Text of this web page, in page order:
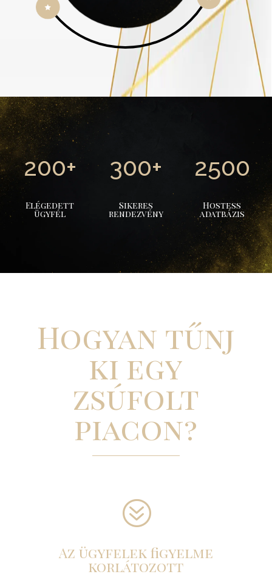

200+
Elégedett
ügyfél
300+
Sikeres
rendezvény
2500
Hostess
adatbázis
Hogyan tűnj
ki egy
zsúfolt
piacon?
?
Az ügyfelek figyelme
korlátozott